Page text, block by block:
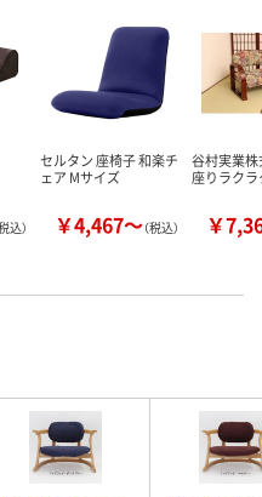
込）
セルタン 座椅子 和楽チ
ェア Mサイズ
￥4,467～（税込）
谷村実業
座りラク
￥